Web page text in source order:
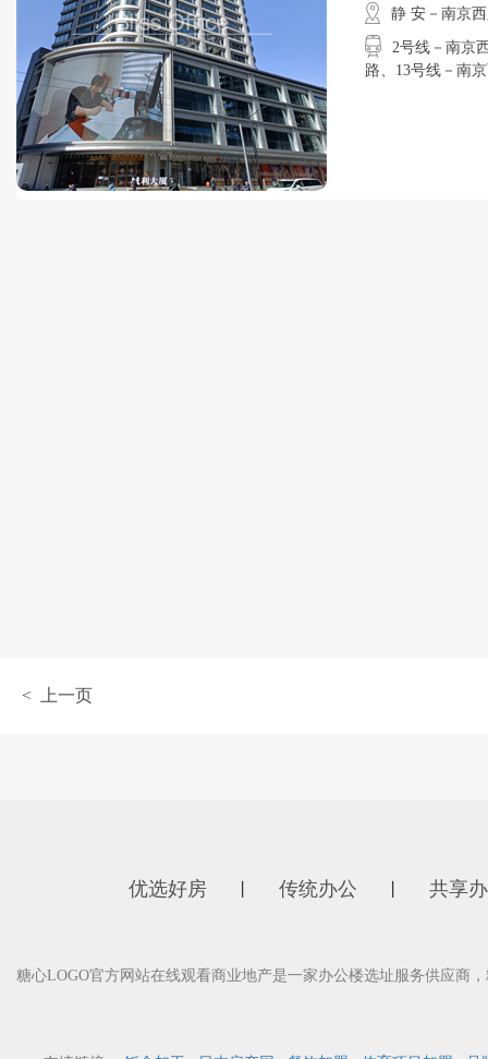
静 安－南京
2号线－南京西
路、13号线－南
< 上一页
优选好房 传统办公 共享
糖心LOGO官方网站在线观看商业地产是一家办公楼选址服务供应商